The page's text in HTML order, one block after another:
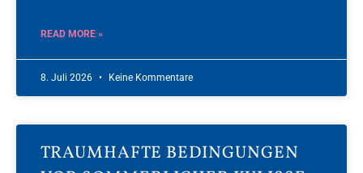
READ MORE »
8. Juli 2026 Keine Kommentare
TRAUMHAFTE BEDINGUNGEN